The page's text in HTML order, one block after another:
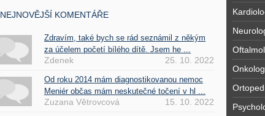
NEJNOVĚJŠÍ KOMENTÁŘE
Zdravím, také bych se rád seznámil z někým
za účelem početí bílého dítě. Jsem he ...
Zdenek 25. 10. 2022
Od roku 2014 mám diagnostikovanou nemoc
Meniér občas mám neskutečné točení v hl ...
Zuzana Větrovcová 15. 10. 2022